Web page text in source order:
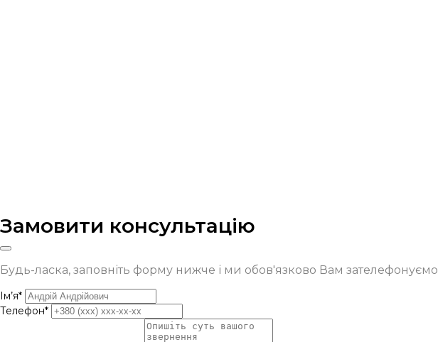
Замовити консультацію
Будь-ласка, заповніть форму нижче і ми обов'язково Вам зателефонуємо
Ім’я*
Телефон*